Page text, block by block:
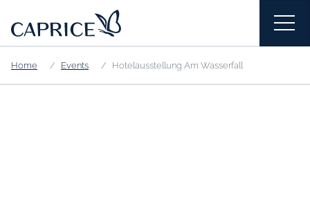
Home Events Hotelausstellung Am Wasserfall